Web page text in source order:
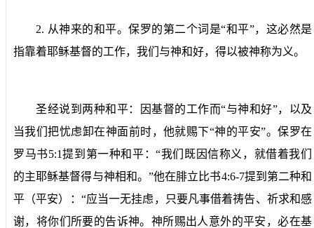
2. 从神来的和平。 保罗的第二个词是“和平”，这必然是
指靠着耶稣基督的工作，我们与神和好，得以被神称为义。
圣经说到两种和平：因基督的工作而“与神和好”，以及
当我们把忧虑卸在神面前时，他就赐下“神的平安”。保罗在
罗马书5:1提到第一种和平：“我们既因信称义，就借着我们
的主耶稣基督得与神相和。”他在腓立比书4:6-7提到第二种和
平（平安）：“应当一无挂虑，只要凡事借着祷告、祈求和感
谢，将你们所要的告诉神。神所赐出人意外的平安，必在基